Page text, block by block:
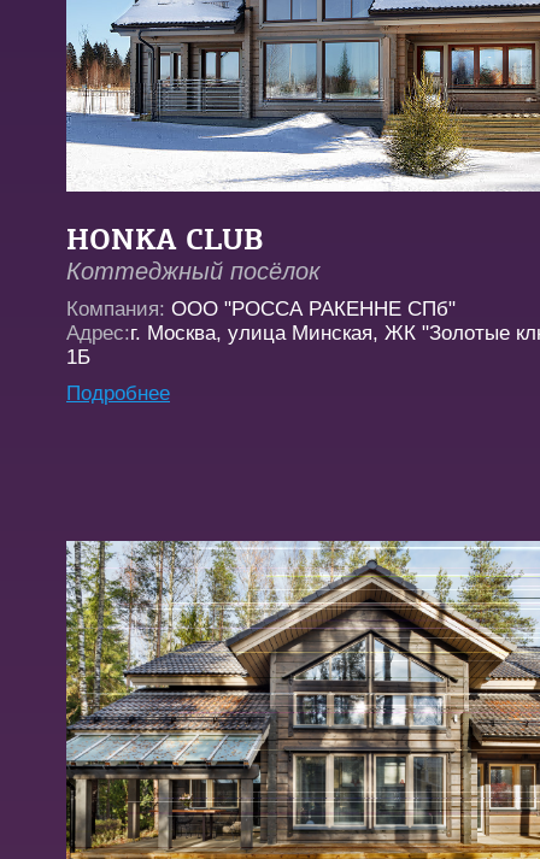
HONKA CLUB
Коттеджный посёлок
Компания: OOO "РОССА РАКЕННЕ СПб"
Адрес:г. Москва, улица Минская, ЖК "Золотые
1Б
Подробнее